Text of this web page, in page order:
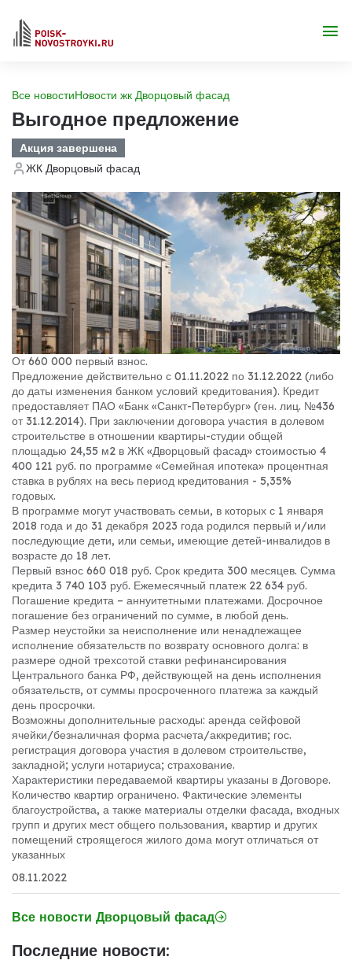
Все новостиНовости жк Дворцовый фасад
Выгодное предложение
Акция завершена
ЖК Дворцовый фасад
От 660 000 первый взнос.
Предложение действительно с 01.11.2022 по 31.12.2022 (либо
до даты изменения банком условий кредитования). Кредит
предоставляет ПАО «Банк «Санкт-Петербург» (ген. лиц. №436
от 31.12.2014). При заключении договора участия в долевом
строительстве в отношении квартиры-студии общей
площадью 24,55 м2 в ЖК «Дворцовый фасад» стоимостью 4
400 121 руб. по программе «Семейная ипотека» процентная
ставка в рублях на весь период кредитования - 5,35%
годовых.
В программе могут участвовать семьи, в которых с 1 января
2018 года и до 31 декабря 2023 года родился первый и/или
последующие дети, или семьи, имеющие детей-инвалидов в
возрасте до 18 лет.
Первый взнос 660 018 руб. Срок кредита 300 месяцев. Сумма
кредита 3 740 103 руб. Ежемесячный платеж 22 634 руб.
Погашение кредита – аннуитетными платежами. Досрочное
погашение без ограничений по сумме, в любой день.
Размер неустойки за неисполнение или ненадлежащее
исполнение обязательств по возврату основного долга: в
размере одной трехсотой ставки рефинансирования
Центрального банка РФ, действующей на день исполнения
обязательств, от суммы просроченного платежа за каждый
день просрочки.
Возможны дополнительные расходы: аренда сейфовой
ячейки/безналичная форма расчета/аккредитив; гос.
регистрация договора участия в долевом строительстве,
закладной; услуги нотариуса; страхование.
Характеристики передаваемой квартиры указаны в Договоре.
Количество квартир ограничено. Фактические элементы
благоустройства, а также материалы отделки фасада, входных
групп и других мест общего пользования, квартир и других
помещений строящегося жилого дома могут отличаться от
указанных
08.11.2022
Все новости Дворцовый фасад
Последние новости: